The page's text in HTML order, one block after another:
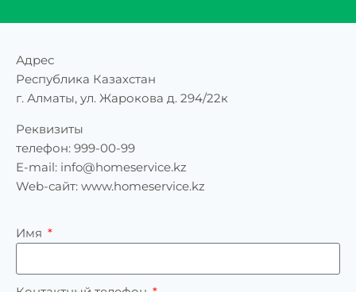
Адрес
Республика Казахстан
г. Алматы, ул. Жарокова д. 294/22к
Реквизиты
телефон: 999-00-99
E-mail: info@homeservice.kz
Web-сайт: www.homeservice.kz
Имя